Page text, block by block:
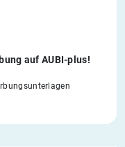
auf AUBI-plus!